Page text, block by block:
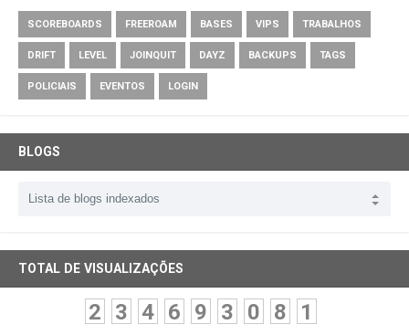
SCOREBOARDS FREEROAM BASES VIPS TRABALHOS
DRIFT LEVEL JOINQUIT DAYZ BACKUPS TAGS
POLICIAIS EVENTOS LOGIN
BLOGS
TOTAL DE VISUALIZAÇÕES
2 3 4 6 9 3 0 8 1